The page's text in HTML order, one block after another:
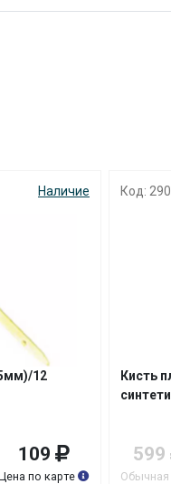
Наличие
12
109
по карте
Код:
Кисть
599
Обычная
товарвыбранный
об оплате Плайтом
8 800 302-02-
plait.ru